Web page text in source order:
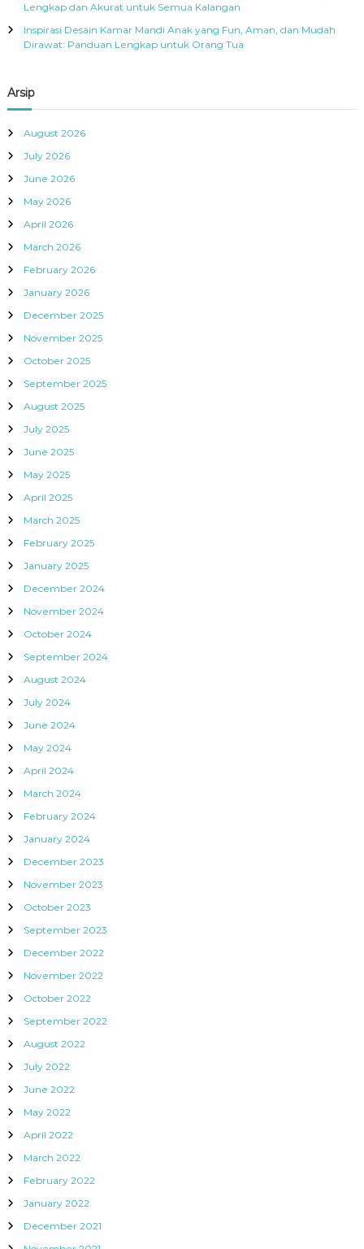
Lengkap dan Akurat untuk Semua Kalangan
Inspirasi Desain Kamar Mandi Anak yang Fun, Aman, dan Mudah
Dirawat: Panduan Lengkap untuk Orang Tua
Arsip
August 2026
July 2026
June 2026
May 2026
April 2026
March 2026
February 2026
January 2026
December 2025
November 2025
October 2025
September 2025
August 2025
July 2025
June 2025
May 2025
April 2025
March 2025
February 2025
January 2025
December 2024
November 2024
October 2024
September 2024
August 2024
July 2024
June 2024
May 2024
April 2024
March 2024
February 2024
January 2024
December 2023
November 2023
October 2023
September 2023
December 2022
November 2022
October 2022
September 2022
August 2022
July 2022
June 2022
May 2022
April 2022
March 2022
February 2022
January 2022
December 2021